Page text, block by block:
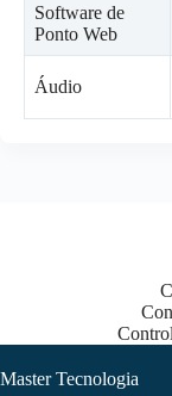
Software de
Ponto Web
Áudio
Master Tecnologia